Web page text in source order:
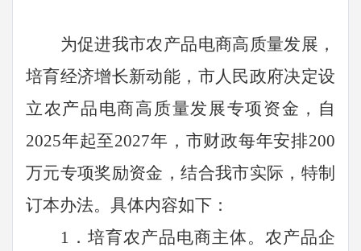
为促进我市农产品电商高质量发展，
培育经济增长新动能，市人民政府决定设
立农产品电商高质量发展专项资金 ， 自
2025年起至2027年 ， 市财政每年安排200
万元专项奖励资金，结合我市实际，特制
订本办法。具体内容如下：
1 ．培育农产品电商主体。农产品企